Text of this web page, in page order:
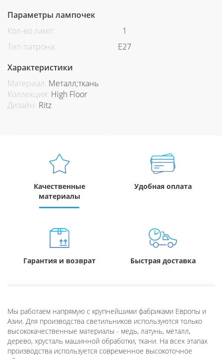
Параметры лампочек
Кол-во ламп:
1
Тип патрона:
Е27
Характеристики
Материал: Металл;ткань
Коллекция: High Floor
Дизайн: Ritz
Качественные
материалы
Удобная оплата
Гарантия и возврат Быстрая доставка
Мы работаем напрямую с крупнейшими фабриками Европы и
Азии. Для производства светильников используются только
высококачественные материалы - медь, латунь, металл,
дерево, хрусталь машинной обработки, ткани. На всех этапах
производства используется современное высокоточное